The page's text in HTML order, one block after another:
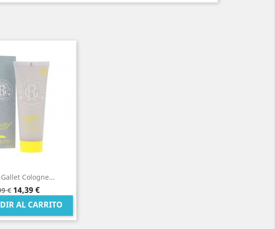
Cologne...
€ Precio
14,39 €
AL CARRITO
rápida